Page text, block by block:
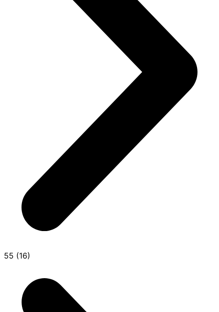
55 (16)